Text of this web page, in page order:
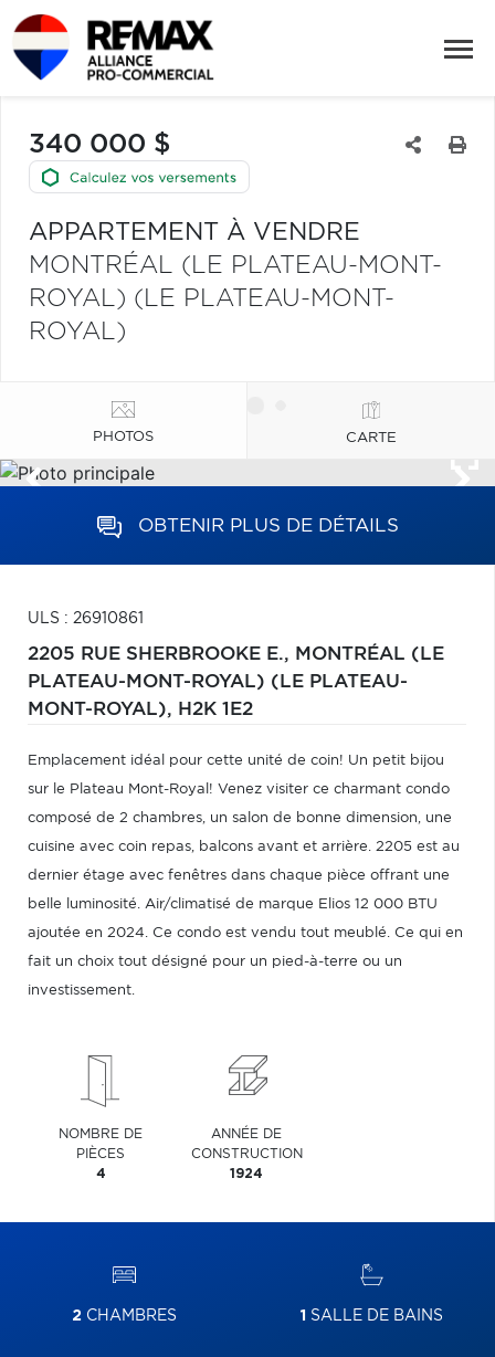
340 000 $
APPARTEMENT À VENDRE
MONTRÉAL (LE PLATEAU-MONT-
ROYAL) (LE PLATEAU-MONT-
ROYAL)
PHOTOS CARTE
OBTENIR PLUS DE DÉTAILS
ULS : 26910861
2205 RUE SHERBROOKE E., MONTRÉAL (LE
PLATEAU-MONT-ROYAL) (LE PLATEAU-
MONT-ROYAL), H2K 1E2
Emplacement idéal pour cette unité de coin! Un petit bijou
sur le Plateau Mont-Royal! Venez visiter ce charmant condo
composé de 2 chambres, un salon de bonne dimension, une
cuisine avec coin repas, balcons avant et arrière. 2205 est au
dernier étage avec fenêtres dans chaque pièce offrant une
belle luminosité. Air/climatisé de marque Elios 12 000 BTU
ajoutée en 2024. Ce condo est vendu tout meublé. Ce qui en
fait un choix tout désigné pour un pied-à-terre ou un
investissement.
NOMBRE DE
PIÈCES
4
ANNÉE DE
CONSTRUCTION
1924
2CHAMBRES 1 SALLE DE BAINS